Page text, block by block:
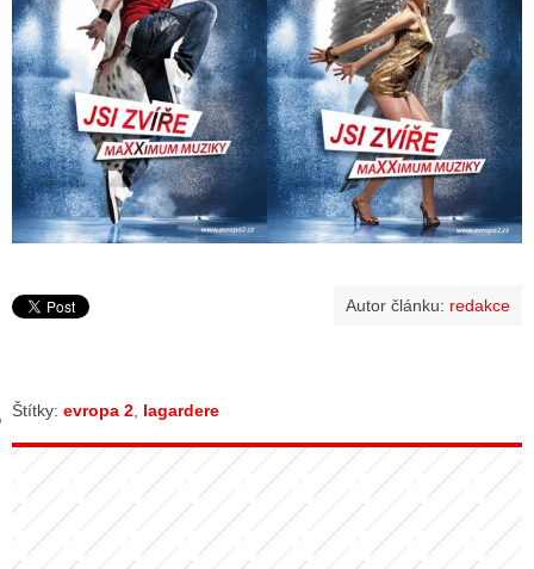
STÁT BLOGEREM
BLOGERA
Autor článku: redakce
Štítky: evropa 2 lagardere